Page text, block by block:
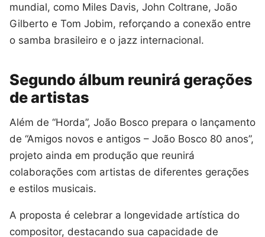
mundial, como Miles Davis, John Coltrane, João
Gilberto e Tom Jobim, reforçando a conexão entre
o samba brasileiro e o jazz internacional.
Segundo álbum reunirá gerações
de artistas
Além de “Horda”, João Bosco prepara o lançamento
de “Amigos novos e antigos – João Bosco 80 anos”,
projeto ainda em produção que reunirá
colaborações com artistas de diferentes gerações
e estilos musicais.
A proposta é celebrar a longevidade artística do
compositor, destacando sua capacidade de